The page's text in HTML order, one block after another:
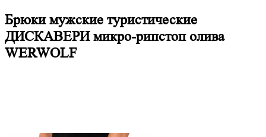
Брюки мужские туристические
ДИСКАВЕРИ микро-рипстоп олива
WERWOLF